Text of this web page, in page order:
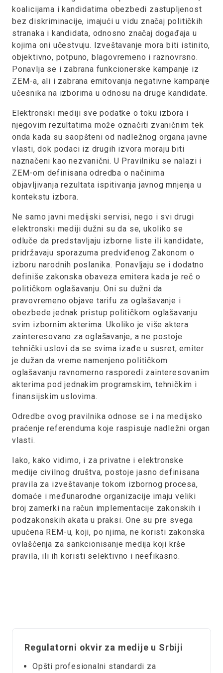
koalicijama i kandidatima obezbedi zastupljenost
bez diskriminacije, imajući u vidu značaj političkih
stranaka i kandidata, odnosno značaj događaja u
kojima oni učestvuju. Izveštavanje mora biti istinito,
objektivno, potpuno, blagovremeno i raznovrsno.
Ponavlja se i zabrana funkcionerske kampanje iz
ZEM-a, ali i zabrana emitovanja negativne kampanje
učesnika na izborima u odnosu na druge kandidate.
Elektronski mediji sve podatke o toku izbora i
njegovim rezultatima može označiti zvaničnim tek
onda kada su saopšteni od nadležnog organa javne
vlasti, dok podaci iz drugih izvora moraju biti
naznačeni kao nezvanični. U Pravilniku se nalazi i
ZEM-om definisana odredba o načinima
objavljivanja rezultata ispitivanja javnog mnjenja u
kontekstu izbora.
Ne samo javni medijski servisi, nego i svi drugi
elektronski mediji dužni su da se, ukoliko se
odluče da predstavljaju izborne liste ili kandidate,
pridržavaju sporazuma predviđenog Zakonom o
izboru narodnih poslanika. Ponavljaju se i dodatno
definiše zakonska obaveza emitera kada je reč o
političkom oglašavanju. Oni su dužni da
pravovremeno objave tarifu za oglašavanje i
obezbede jednak pristup političkom oglašavanju
svim izbornim akterima. Ukoliko je više aktera
zainteresovano za oglašavanje, a ne postoje
tehnički uslovi da se svima izađe u susret, emiter
je dužan da vreme namenjeno političkom
oglašavanju ravnomerno rasporedi zainteresovanim
akterima pod jednakim programskim, tehničkim i
finansijskim uslovima.
Odredbe ovog pravilnika odnose se i na medijsko
praćenje referenduma koje raspisuje nadležni organ
vlasti.
Iako, kako vidimo, i za privatne i elektronske
medije civilnog društva, postoje jasno definisana
pravila za izveštavanje tokom izbornog procesa,
domaće i međunarodne organizacije imaju veliki
broj zamerki na račun implementacije zakonskih i
podzakonskih akata u praksi. One su pre svega
upućena REM-u, koji, po njima, ne koristi zakonska
ovlašćenja za sankcionisanje medija koji krše
pravila, ili ih koristi selektivno i neefikasno.
Regulatorni okvir za medije u Srbiji
Opšti profesionalni standardi za